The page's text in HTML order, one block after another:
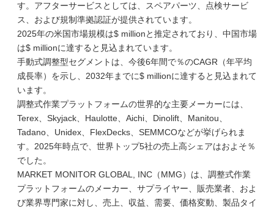
す。アフターサービスとしては、スペアパーツ、点検サービ
ス、および規制準拠認証が提供されています。
2025年の米国市場規模は$ millionと推定されており、中国市場
は$ millionに達すると見込まれています。
手動式調整型セグメントは、今後6年間で％のCAGR（年平均
成長率）を示し、2032年までに$ millionに達すると見込まれて
います。
調整式作業プラットフォームの世界的な主要メーカーには、
Terex、Skyjack、Haulotte、Aichi、Dinolift、Manitou、
Tadano、Unidex、FlexDecks、SEMMCOなどが挙げられま
す。2025年時点で、世界トップ5社の売上高シェアはおよそ％
でした。
MARKET MONITOR GLOBAL, INC（MMG）は、調整式作業
プラットフォームのメーカー、サプライヤー、販売業者、およ
び業界専門家に対し、売上、収益、需要、価格変動、製品タイ